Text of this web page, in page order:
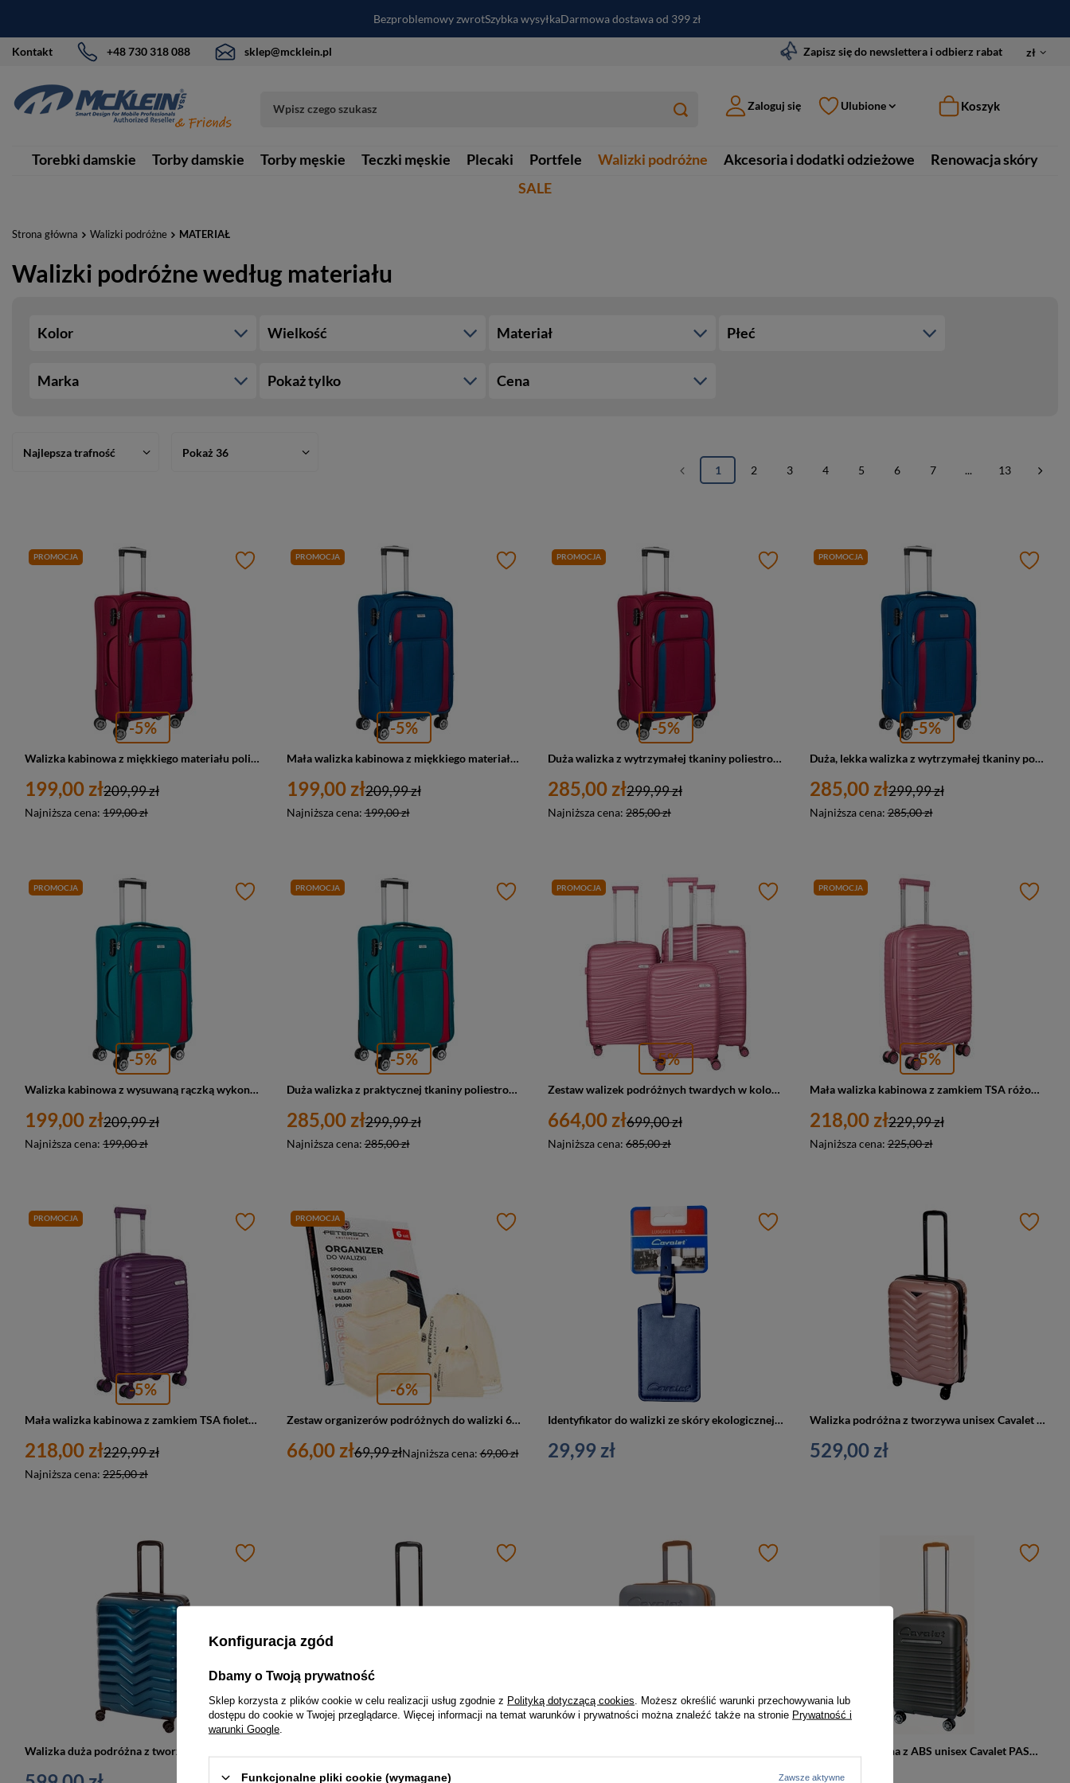
Bezproblemowy zwrotSzybka wysyłkaDarmowa dostawa od 399 zł
Kontakt +48 730 318 088 sklep@mcklein.pl Zapisz się do newslettera i odbierz rabat zł
Zaloguj się Ulubione Koszyk
Torebki damskie Torby damskie Torby męskie Teczki męskie Plecaki Portfele Walizki podróżne Akcesoria i dodatki odzieżowe
Renowacja skóry
SALE
Strona główna Walizki podróżne MATERIAŁ
Walizki podróżne według materiału
Kolor Wielkość Materiał Płeć
Marka Pokaż tylko Cena
Najlepsza trafność
Pokaż 36
1
2 3 4 5 6 7 ... 13
PROMOCJA
-5%
Walizka kabinowa z miękkiego materiału poliestrowego w czerwono-niebieskim kolorze - Peterson
199,00 zł
Najniższa cena: 199,00 zł
209,99 zł
PROMOCJA
-5%
Mała walizka kabinowa z miękkiego materiału poliestrowego w niebiesko-czerwonym kolorze - Peterson
199,00 zł
Najniższa cena:199,00 zł
209,99 zł
PROMOCJA
-5%
Duża walizka z wytrzymałej tkaniny poliestrowej w czerwono-niebieskim kolorze - Peterson
285,00 zł
Najniższa cena: 285,00 zł
299,99 zł
PROMOCJA
-5%
Duża, lekka walizka z wytrzymałej tkaniny poliestrowej w niebiesko-czerwonym kolorze - Peterson
285,00 zł
Najniższa cena:285,00 zł
299,99 zł
PROMOCJA
-5%
Walizka kabinowa z wysuwaną rączką wykonana z poliestru w turkusowo-różowym kolorze - Peterson
199,00 zł
Najniższa cena: 199,00 zł
209,99 zł
PROMOCJA
-5%
Duża walizka z praktycznej tkaniny poliestrowej w turkusowo-różowym - Peterson
285,00 zł
Najniższa cena:285,00 zł
299,99 zł
PROMOCJA
-5%
Zestaw walizek podróżnych twardych w kolorze różowym - Peterson WA06-SET3
664,00 zł
Najniższa cena: 685,00 zł
699,00 zł
PROMOCJA
-5%
Mała walizka kabinowa z zamkiem TSA różowa 4 kółka ABS - Peterson WA06-W-S
218,00 zł
Najniższa cena:225,00 zł
229,99 zł
PROMOCJA
-5%
Mała walizka kabinowa z zamkiem TSA fioletowa 4 kółka ABS - Peterson WA06-W-S
218,00 zł
Najniższa cena: 225,00 zł
229,99 zł
PROMOCJA
-6%
Zestaw organizerów podróżnych do walizki 6 szt. beżowe - Peterson OP-SET6
66,00 zł Najniższa cena:69,00 zł
69,99 zł
Identyfikator do walizki ze skóry ekologicznej unisex Cavalet Dalby zawieszka niebieska
29,99 zł
Walizka podróżna z tworzywa unisex Cavalet SMYGEHUK M na 4 kółkach różowa
529,00 zł
Walizka podróżna z ABS unisex Cavalet PASADENA M średnia na 4 kółkach antracyt
Konfiguracja zgód
Dbamy o Twoją prywatność
Sklep korzysta z plików cookie w celu realizacji usług zgodnie z Polityką dotyczącą cookies . Możesz określić warunki przechowywania lub
dostępu do cookie w Twojej przeglądarce. Więcej informacji na temat warunków i prywatności można znaleźć także na stronie Prywatność i
warunki Google
Funkcjonalne pliki cookie (wymagane) Zawsze aktywne